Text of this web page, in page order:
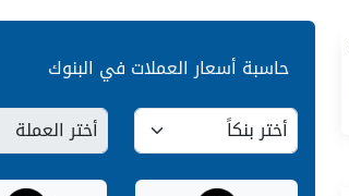
حاسبة أسعار العملات في البنوك